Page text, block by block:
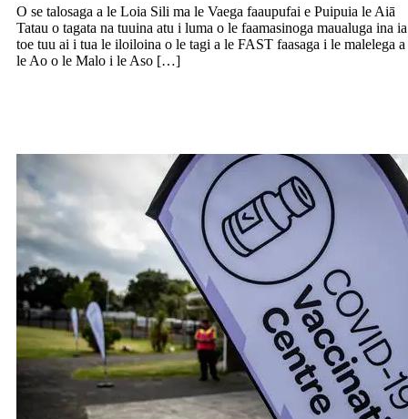
O se talosaga a le Loia Sili ma le Vaega faaupufai e Puipuia le Aiā
Tatau o tagata na tuuina atu i luma o le faamasinoga maualuga ina ia
toe tuu ai i tua le iloiloina o le tagi a le FAST faasaga i le malelega a
le Ao o le Malo i le Aso […]